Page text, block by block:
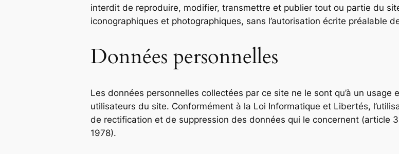
interdit de reproduire, modifier, transmettre et publier tout ou partie du
iconographiques et photographiques, sans l’autorisation écrite préalable
Données personnelles
Les données personnelles collectées par ce site ne le sont qu’à un usage
utilisateurs du site. Conformément à la Loi Informatique et Libertés,
de rectification et de suppression des données qui le concernent (article
1978).